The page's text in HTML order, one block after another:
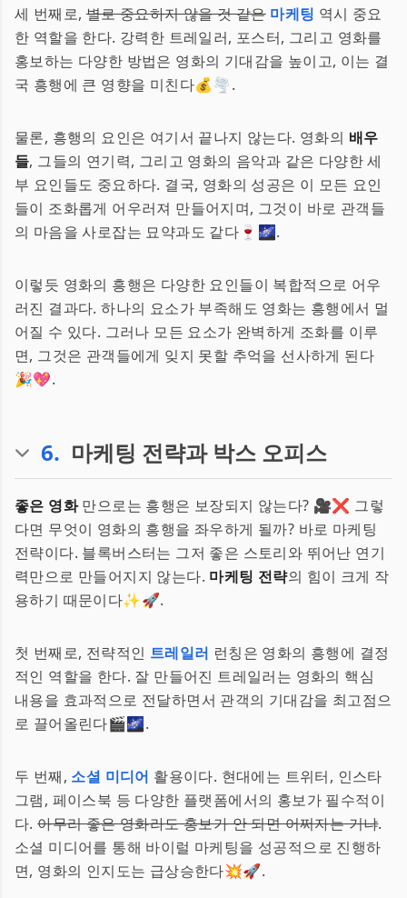
세 번째로,별로 중요하지 않을 것 같은 마케팅 역시 중요
한 역할을 한다. 강력한 트레일러, 포스터, 그리고 영화를
홍보하는 다양한 방법은 영화의 기대감을 높이고, 이는 결
국 흥행에 큰 영향을 미친다💰🌪️.
물론, 흥행의 요인은 여기서 끝나지 않는다. 영화의 배우
들, 그들의 연기력, 그리고 영화의 음악과 같은 다양한 세
부 요인들도 중요하다. 결국, 영화의 성공은 이 모든 요인
들이 조화롭게 어우러져 만들어지며, 그것이 바로 관객들
의 마음을 사로잡는 묘약과도 같다🍷🌌.
이렇듯 영화의 흥행은 다양한 요인들이 복합적으로 어우
러진 결과다. 하나의 요소가 부족해도 영화는 흥행에서 멀
어질 수 있다. 그러나 모든 요소가 완벽하게 조화를 이루
면, 그것은 관객들에게 잊지 못할 추억을 선사하게 된다
🎉💖.
6. 마케팅 전략과 박스 오피스
좋은 영화만으로는 흥행은 보장되지 않는다? 🎥❌ 그렇
다면 무엇이 영화의 흥행을 좌우하게 될까? 바로 마케팅
전략이다. 블록버스터는 그저 좋은 스토리와 뛰어난 연기
력만으로 만들어지지 않는다. 마케팅 전략의 힘이 크게 작
용하기 때문이다✨🚀.
첫 번째로, 전략적인 트레일러 런칭은 영화의 흥행에 결정
적인 역할을 한다. 잘 만들어진 트레일러는 영화의 핵심
내용을 효과적으로 전달하면서 관객의 기대감을 최고점으
로 끌어올린다🎬🌌.
두 번째, 소셜 미디어 활용이다. 현대에는 트위터, 인스타
그램, 페이스북 등 다양한 플랫폼에서의 홍보가 필수적이
다.아무리 좋은 영화라도 홍보가 안 되면 어쩌자는 거냐.
소셜 미디어를 통해 바이럴 마케팅을 성공적으로 진행하
면, 영화의 인지도는 급상승한다💥🚀.